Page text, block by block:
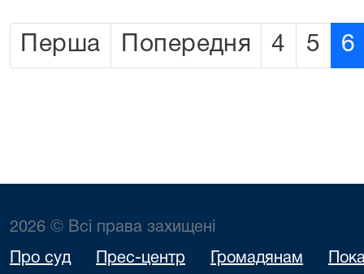
Перша Попередня 4 5 6
2026 © Всі права захищені
Про суд Прес-центр Громадянам